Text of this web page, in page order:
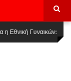
Basketball
η Εθνική Γυναικών: